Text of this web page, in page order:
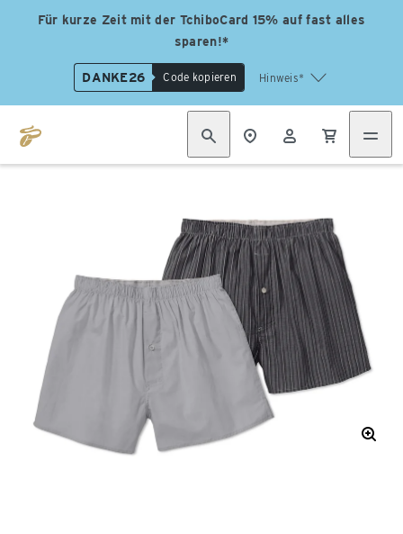
Für kurze Zeit mit der TchiboCard 15% auf fast alles
sparen!*
DANKE26 Code kopieren Hinweis*